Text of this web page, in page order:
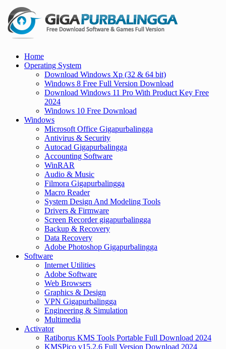
Skip
to
content
Gigapurbalingga
Download Software Gratis Full Version 2023
Home
Operating System
Download Windows Xp (32 & 64 bit)
Windows 8 Free Full Version Download
Download Windows 11 Pro With Product Key Free
2024
Windows 10 Free Download
Windows
Microsoft Office Gigapurbalingga
Antivirus & Security
Autocad Gigapurbalingga
Accounting Software
WinRAR
Audio & Music
Filmora Gigapurbalingga
Macro Reader
System Design And Modeling Tools
Drivers & Firmware
Screen Recorder gigapurbalingga
Backup & Recovery
Data Recovery
Adobe Photoshop Gigapurbalingga
Software
Internet Utilities
Adobe Software
Web Browsers
Graphics & Design
VPN Gigapurbalingga
Engineering & Simulation
Multimedia
Activator
Ratiborus KMS Tools Portable Full Download 2024
KMSPico v15.2.6 Full Version Download 2024